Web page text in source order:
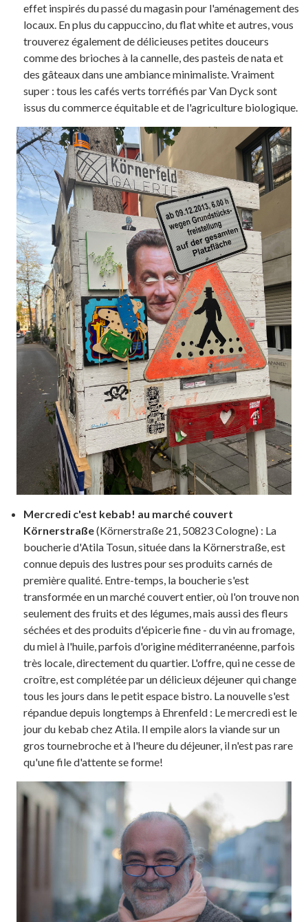
effet inspirés du passé du magasin pour l'aménagement des
locaux. En plus du cappuccino, du flat white et autres, vous
trouverez également de délicieuses petites douceurs
comme des brioches à la cannelle, des pasteis de nata et
des gâteaux dans une ambiance minimaliste. Vraiment
super : tous les cafés verts torréfiés par Van Dyck sont
issus du commerce équitable et de l'agriculture biologique.
Mercredi c'est kebab! au marché couvert
Körnerstraße(Körnerstraße 21, 50823 Cologne) : La
boucherie d'Atila Tosun, située dans la Körnerstraße, est
connue depuis des lustres pour ses produits carnés de
première qualité. Entre-temps, la boucherie s'est
transformée en un marché couvert entier, où l'on trouve non
seulement des fruits et des légumes, mais aussi des fleurs
séchées et des produits d'épicerie fine - du vin au fromage,
du miel à l'huile, parfois d'origine méditerranéenne, parfois
très locale, directement du quartier. L'offre, qui ne cesse de
croître, est complétée par un délicieux déjeuner qui change
tous les jours dans le petit espace bistro. La nouvelle s'est
répandue depuis longtemps à Ehrenfeld : Le mercredi est le
jour du kebab chez Atila. Il empile alors la viande sur un
gros tournebroche et à l'heure du déjeuner, il n'est pas rare
qu'une file d'attente se forme!